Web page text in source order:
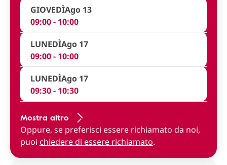
GIOVEDÌAgo 13
09:00 - 10:00
LUNEDÌAgo 17
09:00 - 10:00
LUNEDÌAgo 17
09:30 - 10:30
Mostra altro
Oppure, se preferisci essere richiamato da noi,
puoi chiedere di essere richiamato.